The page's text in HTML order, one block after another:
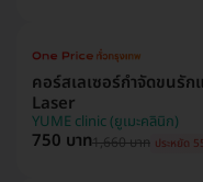
คอร์สเลเซอร์กำจัดขนรั
Laser
YUME clinic (ยูเมะคลินิก)
750 บาท1,660 บาท ประหยัด